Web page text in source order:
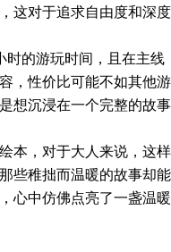
这对于追求自由度和深度
时的游玩时间，且在主线
，性价比可能不如其他游
想沉浸在一个完整的故事
本，对于大人来说，这样
些稚拙而温暖的故事却能
心中仿佛点亮了一盏温暖